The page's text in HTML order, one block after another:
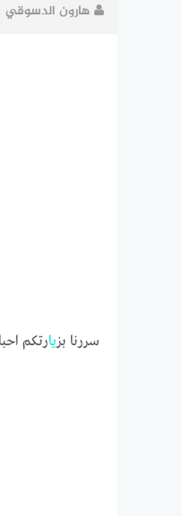
هارون الدسوقي
سررنا بزيارتكم